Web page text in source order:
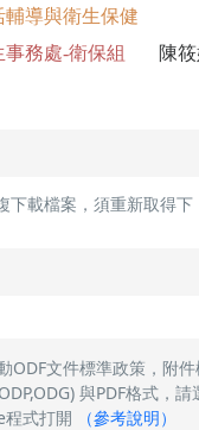
輔導與衛生保健
事務處-衛保組 陳
下載檔案，須重新取得下
ODF文件標準政策，附
與PDF格式，
式打開
（參考說明）